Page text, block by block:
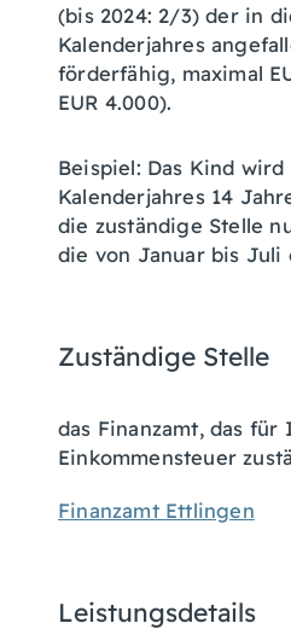
(bis 2024: 2/3) der in
Kalenderjahres
förderfähig, maximal
EUR 4.000).
Beispiel: Das Kind
Kalenderjahres 14
die zuständige Stelle
die von Januar bis Juli
Zuständige Stelle
das Finanzamt, das für
Einkommensteuer
Finanzamt Ettlingen
Leistungsdetails